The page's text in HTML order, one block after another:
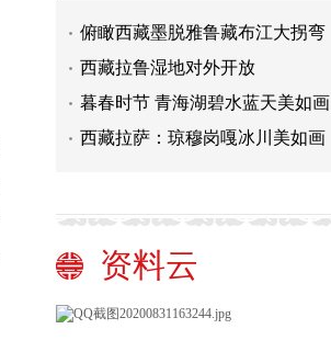
俯瞰西藏墨脱雅鲁藏布江大拐弯
西藏拉鲁湿地对外开放
暮春时节 青海湖碧水蓝天美如画
西藏拉萨：琼穆岗嘎冰川美如画
资料云